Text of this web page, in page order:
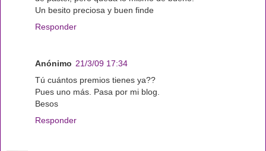
Un besito preciosa y buen finde
Responder
Anónimo 21/3/09 17:34
Tú cuántos premios tienes ya??
Pues uno más. Pasa por mi blog.
Besos
Responder